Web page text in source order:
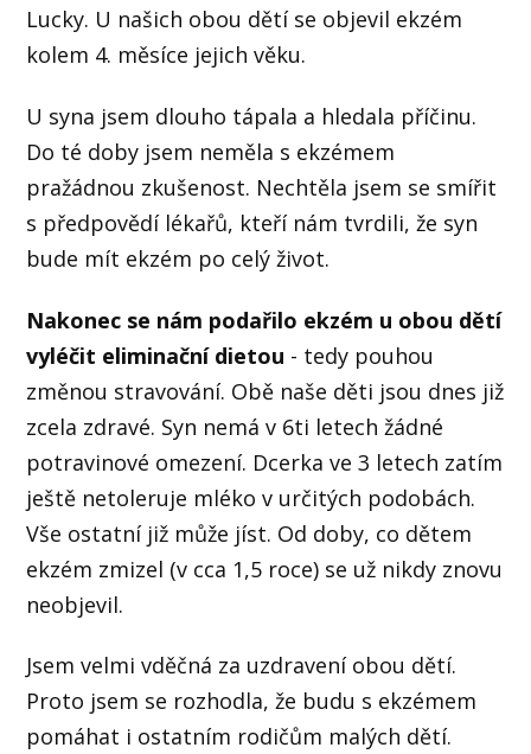
Lucky. U našich obou dětí se objevil ekzém
kolem 4. měsíce jejich věku.
U syna jsem dlouho tápala a hledala příčinu.
Do té doby jsem neměla s ekzémem
pražádnou zkušenost. Nechtěla jsem se smířit
s předpovědí lékařů, kteří nám tvrdili, že syn
bude mít ekzém po celý život.
Nakonec se nám podařilo ekzém u obou dětí
vyléčit eliminační dietou - tedy pouhou
změnou stravování. Obě naše děti jsou dnes již
zcela zdravé. Syn nemá v 6ti letech žádné
potravinové omezení. Dcerka ve 3 letech zatím
ještě netoleruje mléko v určitých podobách.
Vše ostatní již může jíst. Od doby, co dětem
ekzém zmizel (v cca 1,5 roce) se už nikdy znovu
neobjevil.
Jsem velmi vděčná za uzdravení obou dětí.
Proto jsem se rozhodla, že budu s ekzémem
pomáhat i ostatním rodičům malých dětí.